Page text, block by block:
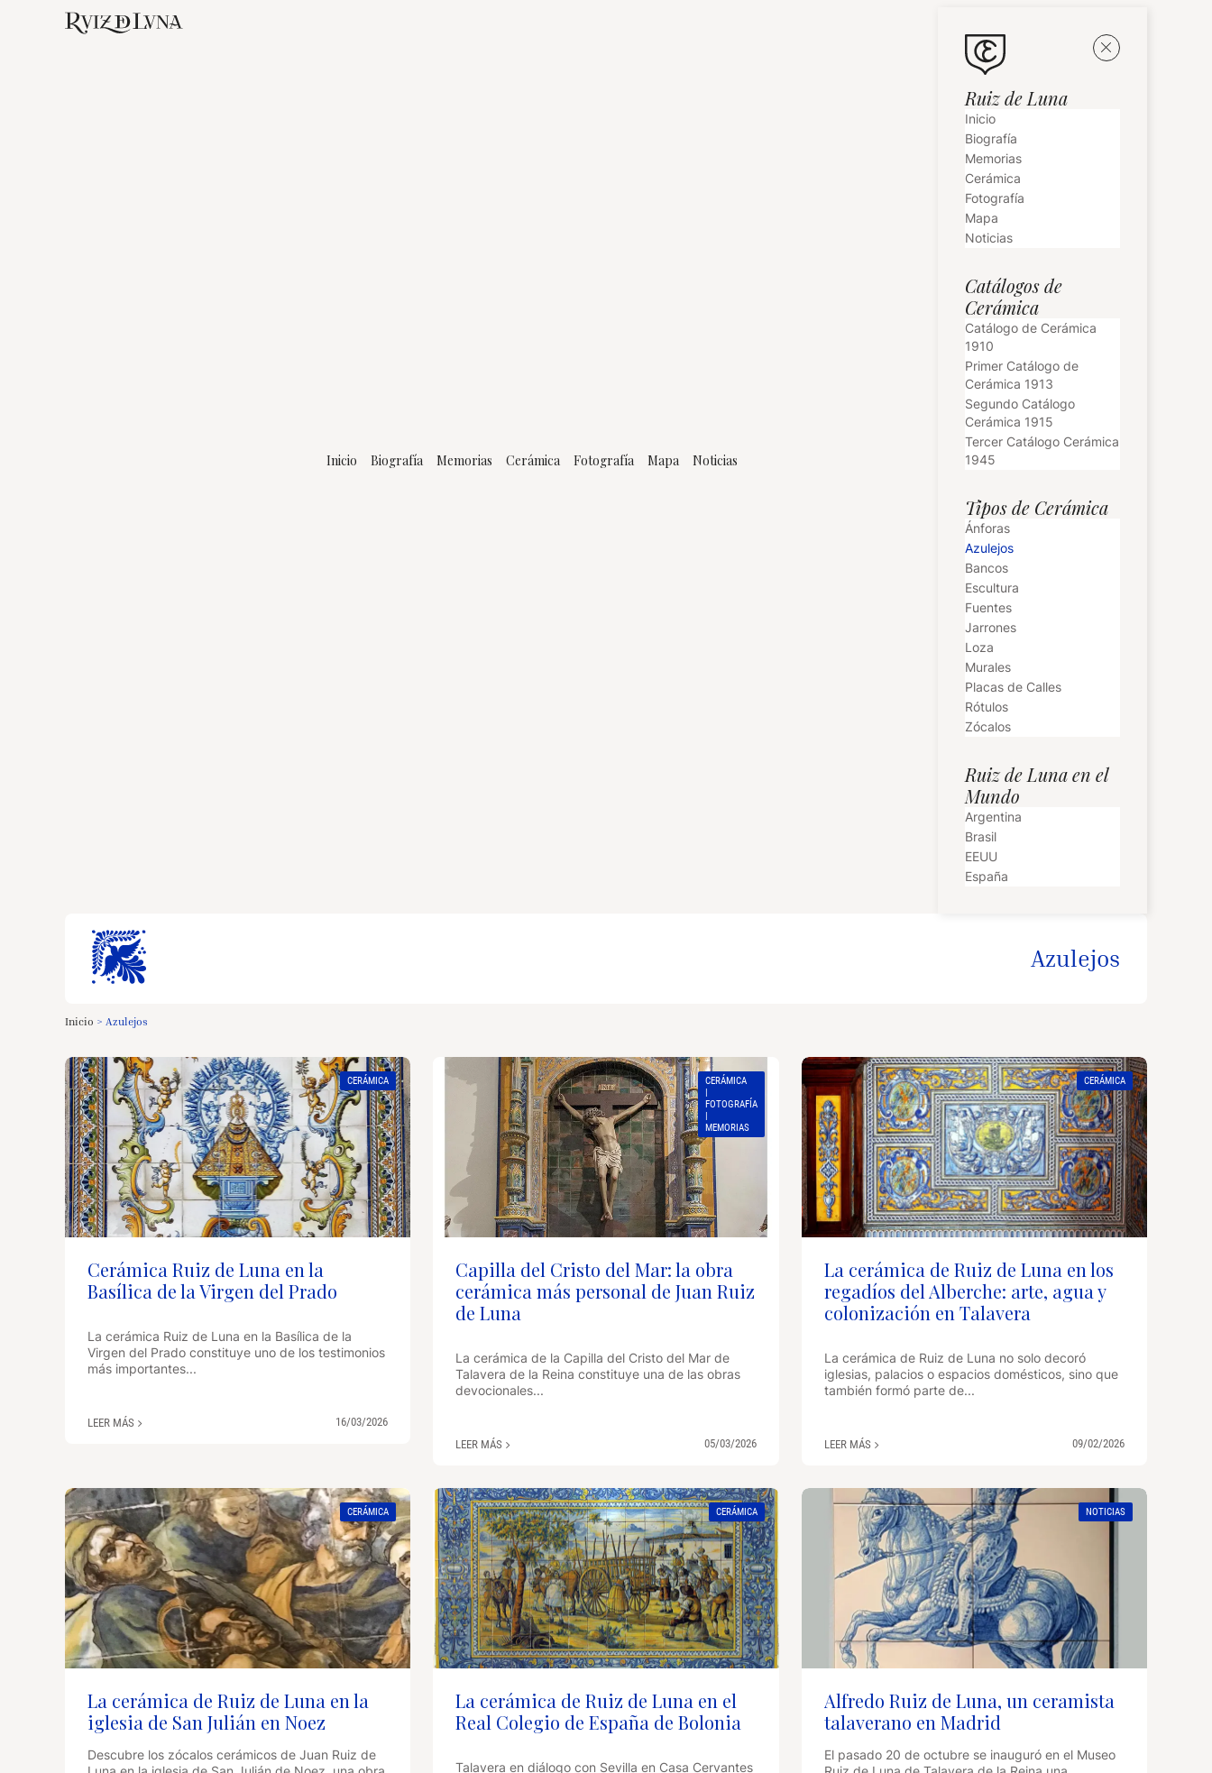
Inicio Biografía Memorias Cerámica Fotografía Mapa Noticias
Ruiz de Luna
Inicio
Biografía
Memorias
Cerámica
Fotografía
Mapa
Noticias
Catálogos de
Cerámica
Catálogo de Cerámica
1910
Primer Catálogo de
Cerámica 1913
Segundo Catálogo
Cerámica 1915
Tercer Catálogo Cerámica
1945
Tipos de Cerámica
Ánforas
Azulejos
Bancos
Escultura
Fuentes
Jarrones
Loza
Murales
Placas de Calles
Rótulos
Zócalos
Ruiz de Luna en el
Mundo
Argentina
Brasil
EEUU
España
Azulejos
Inicio > Azulejos
CERÁMICA
Cerámica Ruiz de Luna en la
Basílica de la Virgen del Prado
La cerámica Ruiz de Luna en la Basílica de la
Virgen del Prado constituye uno de los testimonios
más importantes...
LEER MÁS 16/03/2026
CERÁMICA
|
FOTOGRAFÍA
|
MEMORIAS
Capilla del Cristo del Mar: la obra
cerámica más personal de Juan Ruiz
de Luna
La cerámica de la Capilla del Cristo del Mar de
Talavera de la Reina constituye una de las obras
devocionales...
LEER MÁS 05/03/2026
CERÁMICA
La cerámica de Ruiz de Luna en los
regadíos del Alberche: arte, agua y
colonización en Talavera
La cerámica de Ruiz de Luna no solo decoró
iglesias, palacios o espacios domésticos, sino que
también formó parte de...
LEER MÁS 09/02/2026
CERÁMICA
La cerámica de Ruiz de Luna en la
iglesia de San Julián en Noez
Descubre los zócalos cerámicos de Juan Ruiz de
CERÁMICA
La cerámica de Ruiz de Luna en el
Real Colegio de España de Bolonia
Talavera en diálogo con Sevilla en Casa Cervantes
NOTICIAS
Alfredo Ruiz de Luna, un ceramista
talaverano en Madrid
El pasado 20 de octubre se inauguró en el Museo